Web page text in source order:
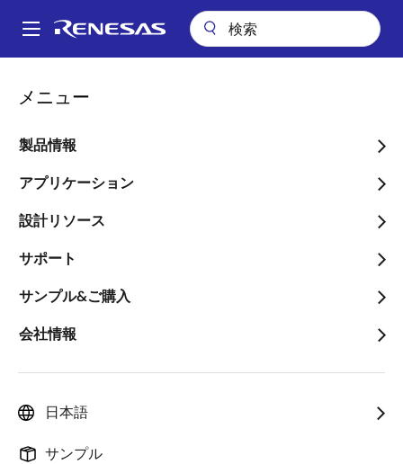
ン
Main
メニュー
製品情報
アプリケーション
設計リソース
サポート
サンプル&ご購入
会社情報
日本語
サンプル
パ
ン
く
ず
ツールをパワーアップ: 比類のない性能と効率を実現する高度なモータ
ツールをパワーアップ: 比
類のない性能と効率を実現
する高度なモーター制御
画
プロダクトマーケティングエンジニア